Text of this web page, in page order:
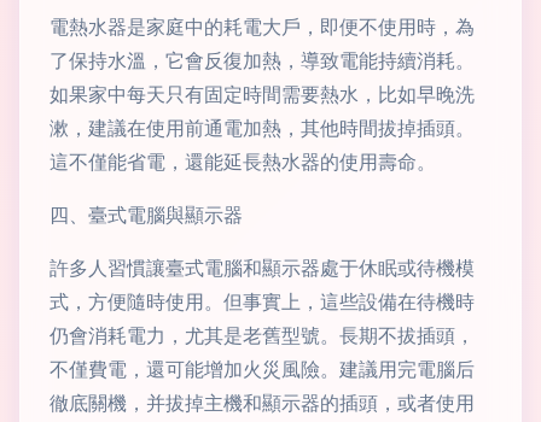
電熱水器是家庭中的耗電大戶，即便不使用時，為
了保持水溫，它會反復加熱，導致電能持續消耗。
如果家中每天只有固定時間需要熱水，比如早晚洗
漱，建議在使用前通電加熱，其他時間拔掉插頭。
這不僅能省電，還能延長熱水器的使用壽命。
四、臺式電腦與顯示器
許多人習慣讓臺式電腦和顯示器處于休眠或待機模
式，方便隨時使用。但事實上，這些設備在待機時
仍會消耗電力，尤其是老舊型號。長期不拔插頭，
不僅費電，還可能增加火災風險。建議用完電腦后
徹底關機，并拔掉主機和顯示器的插頭，或者使用